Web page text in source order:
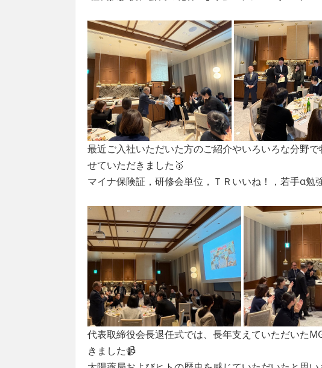
最近ご入社いただいた方のご紹介やいろいろな分野
せていただきました🥇
マイナ保険証，研修会単位，ＴＲいいね！，若手α勉
代表取締役会長退任式では、長年支えていただいた
きました📹